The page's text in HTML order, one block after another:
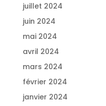
juillet 2024
juin 2024
mai 2024
avril 2024
mars 2024
février 2024
janvier 2024